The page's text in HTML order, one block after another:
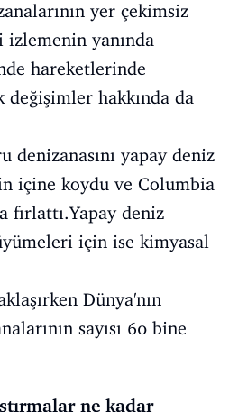
yer çekimsiz
yanında
hareketlerinde
değişimler hakkında da
denizanasını yapay deniz
içine koydu ve Columbia
fırlattı.Yapay deniz
için ise kimyasal
Dünya'nın
sayısı 60 bine
ne kadar